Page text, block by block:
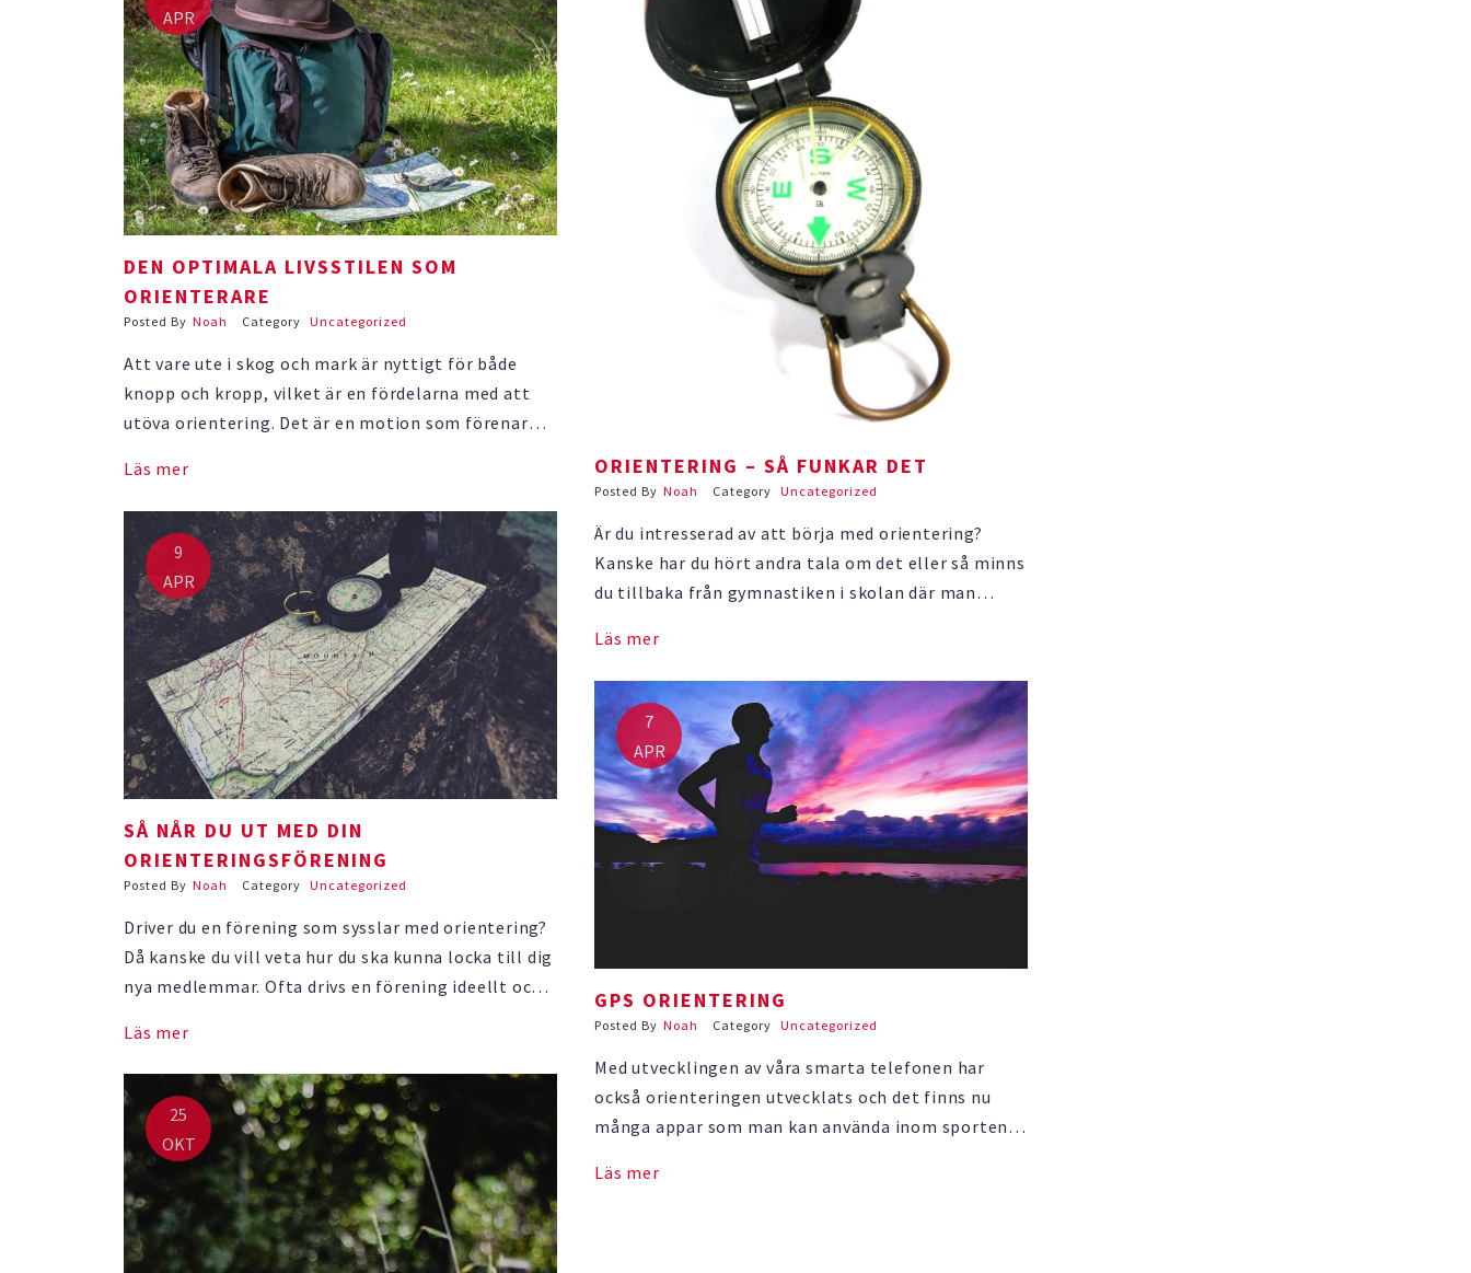
APR
DEN OPTIMALA LIVSSTILEN SOM
ORIENTERARE
Posted By Noah Category Uncategorized
Att vare ute i skog och mark är nyttigt för både
knopp och kropp, vilket är en fördelarna med att
utöva orientering. Det är en motion som förenar
samtidigt en idrott som månar om natur och
hållbarhet. Här står naturen alltid i …
Läs mer
9
APR
SÅ NÅR DU UT MED DIN
ORIENTERINGSFÖRENING
Posted By Noah Category Uncategorized
Driver du en förening som sysslar med orientering?
Då kanske du vill veta hur du ska kunna locka till dig
nya medlemmar. Ofta drivs en förening ideellt och
det säkerligen användbart att få lite extra hjälp på
traven. Ju synligare en förening är …
Läs mer
25
OKT
ORIENTERING – SÅ FUNKAR DET
Posted By Noah Category Uncategorized
Är du intresserad av att börja med orientering?
Kanske har du hört andra tala om det eller så minns
du tillbaka från gymnastiken i skolan där man
Att orientera är väldigt roligt och ger en mycket
bättre träning än vad många tror. Sporten …
Läs mer
7
APR
GPS ORIENTERING
Posted By Noah Category Uncategorized
Med utvecklingen av våra smarta telefonen har
också orienteringen utvecklats och det finns nu
många appar som man kan använda inom sporten.
orientering där man kan träna effektivt utan att
Läs mer